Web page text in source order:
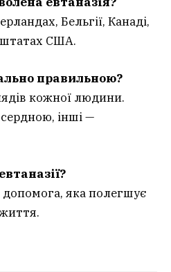
Бельгії, Канаді,
штатах США.
правильною?
кожної людини.
інші —
допомога, яка полегшує